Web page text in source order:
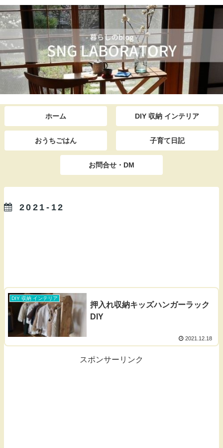
ホーム DIY 収納 インテリア
おうちごはん 子育て日記
お問合せ・DM
2021-12
DIY 収納 インテリア
押入れ収納キッズハンガーラック
DIY
2021.12.18
スポンサーリンク